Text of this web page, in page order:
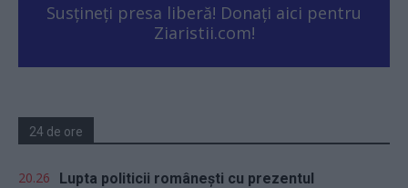
Susțineți presa liberă! Donați aici pentru
Ziaristii.com!
24 de ore
20.26 Lupta politicii românești cu prezentul